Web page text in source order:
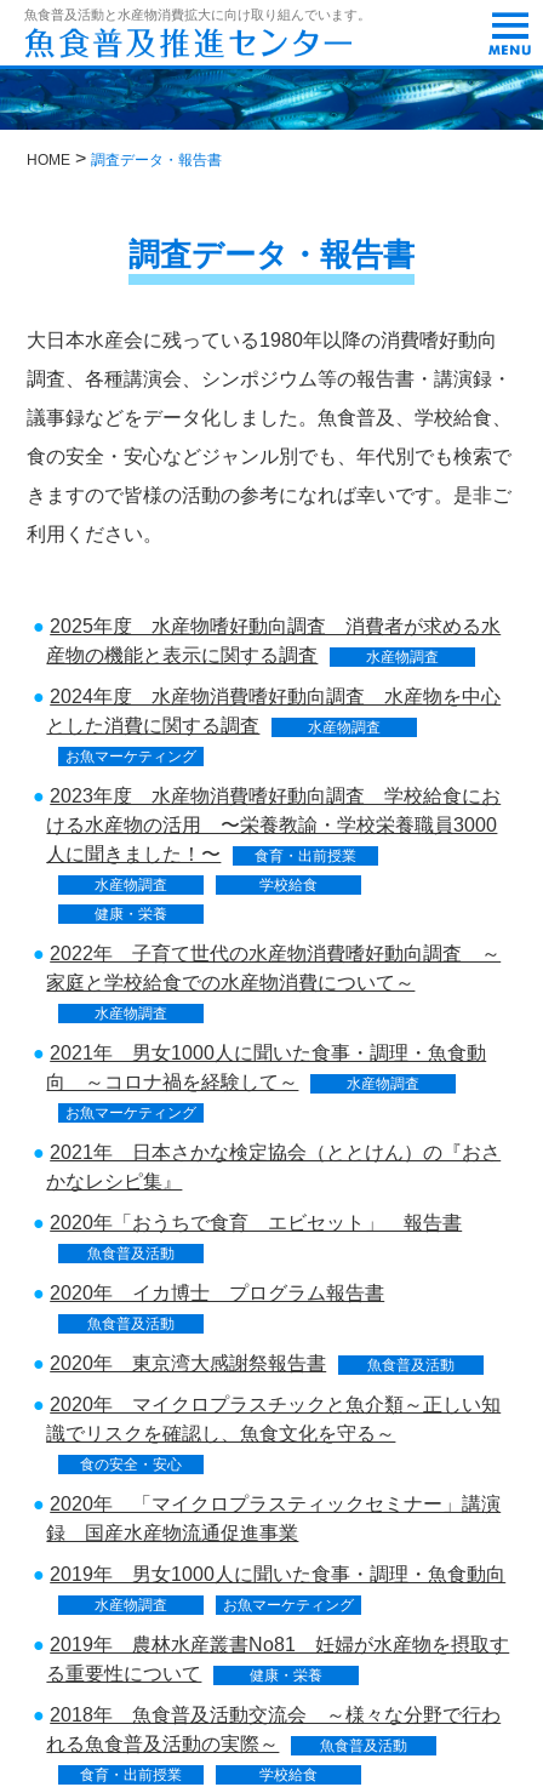
魚食普及活動と水産物消費拡大に向け取り組んでいます。
t
o
g
g
l
e
HOME >調査データ・報告書
調査データ・報告書
大日本水産会に残っている1980年以降の消費嗜好動向
調査、各種講演会、シンポジウム等の報告書・講演録・
議事録などをデータ化しました。魚食普及、学校給食、
食の安全・安心などジャンル別でも、年代別でも検索で
きますので皆様の活動の参考になれば幸いです。是非ご
利用ください。
2025年度 水産物嗜好動向調査 消費者が求める水
産物の機能と表示に関する調査
水産物調査
2024年度 水産物消費嗜好動向調査 水産物を中心
とした消費に関する調査
水産物調査
お魚マーケティング
2023年度 水産物消費嗜好動向調査 学校給食にお
ける水産物の活用 〜栄養教諭・学校栄養職員3000
人に聞きました！〜
食育・出前授業
水産物調査
学校給食
健康・栄養
2022年 子育て世代の水産物消費嗜好動向調査 ～
家庭と学校給食での水産物消費について～
水産物調査
2021年 男女1000人に聞いた食事・調理・魚食動
向 ～コロナ禍を経験して～
水産物調査
お魚マーケティング
2021年 日本さかな検定協会（ととけん）の『おさ
かなレシピ集』
2020年「おうちで食育 エビセット」 報告書
魚食普及活動
2020年 イカ博士 プログラム報告書
魚食普及活動
2020年 東京湾大感謝祭報告書 魚食普及活動
2020年 マイクロプラスチックと魚介類～正しい知
識でリスクを確認し、魚食文化を守る～
食の安全・安心
2020年 「マイクロプラスティックセミナー」講演
録 国産水産物流通促進事業
2019年 男女1000人に聞いた食事・調理・魚食動向
水産物調査 お魚マーケティング
2019年 農林水産叢書No81 妊婦が水産物を摂取す
る重要性について
健康・栄養
2018年 魚食普及活動交流会 ～様々な分野で行わ
れる魚食普及活動の実際～
魚食普及活動
食育・出前授業
学校給食